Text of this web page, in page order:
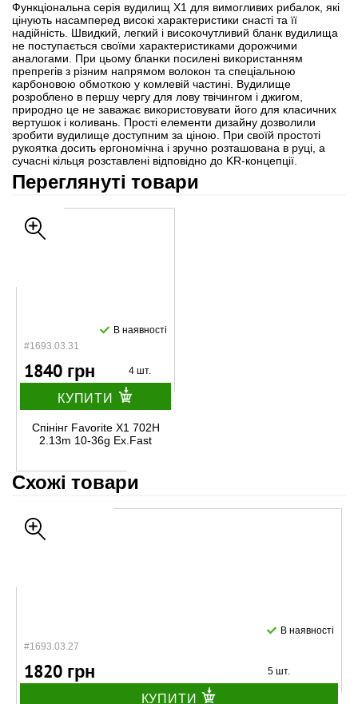
Функціональна серія вудилищ Х1 для вимогливих рибалок, які
цінують насамперед високі характеристики снасті та її
надійність. Швидкий, легкий і високочутливий бланк вудилища
не поступається своїми характеристиками дорожчими
аналогами. При цьому бланки посилені використанням
препрегів з різним напрямом волокон та спеціальною
карбоновою обмоткою у комлевій частині. Вудилище
розроблено в першу чергу для лову твічингом і джигом,
природно це не заважає використовувати його для класичних
вертушок і коливань. Прості елементи дизайну дозволили
зробити вудилище доступним за ціною. При своїй простоті
рукоятка досить ергономічна і зручно розташована в руці, а
сучасні кільця розставлені відповідно до KR-концепції.
Переглянуті товари
#1693.03.31
В наявності
1840 грн 4 шт.
КУПИТИ
Спінінг Favorite X1 702H
2.13m 10-36g Ex.Fast
Схожі товари
#1693.03.27
В наявності
1820 грн 5 шт.
КУПИТИ